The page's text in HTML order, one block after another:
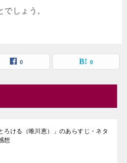
しょう。
0 0
ろける（唯川恵）」のあらすじ・ネタ
想